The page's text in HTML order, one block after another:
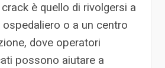
è quello di rivolgersi a
o a un centro
dove operatori
possono aiutare a